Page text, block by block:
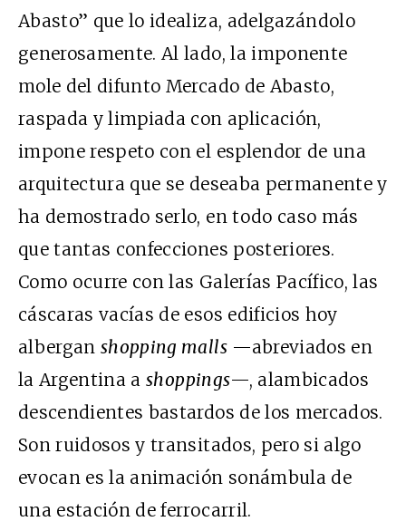
Abasto” que lo idealiza, adelgazándolo
generosamente. Al lado, la imponente
mole del difunto Mercado de Abasto,
raspada y limpiada con aplicación,
impone respeto con el esplendor de una
arquitectura que se deseaba permanente y
ha demostrado serlo, en todo caso más
que tantas confecciones posteriores.
Como ocurre con las Galerías Pacífico, las
cáscaras vacías de esos edificios hoy
alberganshopping malls—abreviados en
la Argentina ashoppings—, alambicados
descendientes bastardos de los mercados.
Son ruidosos y transitados, pero si algo
evocan es la animación sonámbula de
una estación de ferrocarril.